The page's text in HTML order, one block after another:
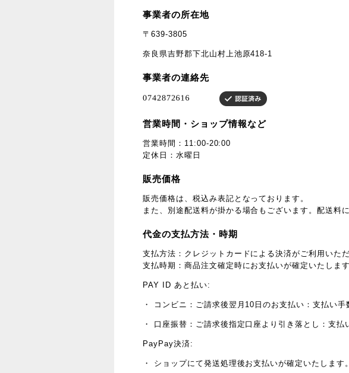
事業者の所在地
〒639-3805
奈良県吉野郡下北山村上池原418-1
事業者の連絡先
営業時間・ショップ情報など
営業時間：11:00-20:00
定休日：水曜日
販売価格
販売価格は、税込み表記となっております。
また、別途配送料が掛かる場合もございます。配送料
代金の支払方法・時期
支払方法：クレジットカードによる決済がご利用いただ
支払時期：商品注文確定時にお支払いが確定いたします
PAY ID あと払い:
・ コンビニ：ご請求後翌月10日のお支払い：支払い手
・ 口座振替：ご請求後指定口座より引き落とし：支払
PayPay決済:
・ ショップにて発送処理後お支払いが確定いたします。